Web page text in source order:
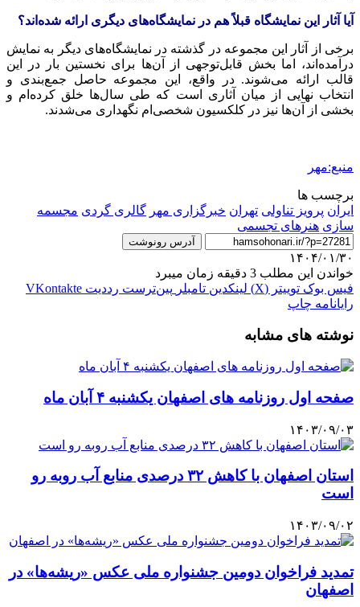
آیا آثار این نمایشگاه قبلاً هم در نمایشگاه‌های دیگری ارائه شده‌اند؟
برخی از آثار این مجموعه در گذشته در نمایشگاه‌های دیگر به نمایش
درآمده‌اند، اما بخش قابل‌توجهی از آن‌ها برای نخستین بار در این
قالب ارائه می‌شوند. در واقع، این مجموعه حاصل جمع‌بندی و
انتخاب نهایی از میان آثاری است که طی سال‌ها خلق کرده‌ام و
بخشی از آن‌ها نیز در کلکسیون شخصی‌ام نگهداری می‌شدند.
منبع:مهر
برچسب ها
ایران پرویز تناولی تهران خبرگزاری مهر گالری گردی مجسمه
سازی هنرهای تجسمی
آدرس رونوشت
۱۴۰۴/۰۱/۳۰
خواندن این مطلب 3 دقیقه زمان میبرد
فیس بوک توییتر (X) لینکدین ‫تامبلر ‫پین‌ترست ‫رددیت ‫VKontakte
رایانامه چاپ
نوشته های مشابه
صفحه اول روزنامه های اصفهان یکشنبه ۴ آبان ماه
۱۴۰۳/۰۹/۰۳
استان اصفهان با کاهش ۳۲ درصدی منابع آب روبه رو
است
۱۴۰۳/۰۹/۰۲
تمدید فراخوان دومین جشنواره ملی عکس «ریشه‌ها» در
اصفهان